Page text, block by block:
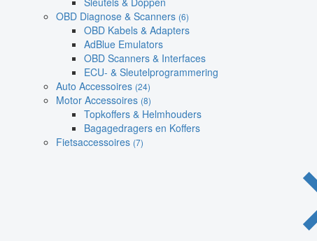
OBD Diagnose & Scanners (6)
OBD Kabels & Adapters
AdBlue Emulators
OBD Scanners & Interfaces
ECU- & Sleutelprogrammering
Auto Accessoires (24)
Motor Accessoires (8)
Topkoffers & Helmhouders
Bagagedragers en Koffers
Fietsaccessoires (7)